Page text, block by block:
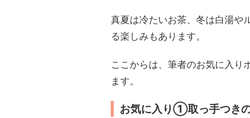
真夏は冷たいお茶、冬は白湯や
る楽しみもあります。
ここからは、筆者のお気に入り
ます。
お気に入り①取っ手つき